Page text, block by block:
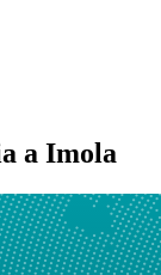
a Imola